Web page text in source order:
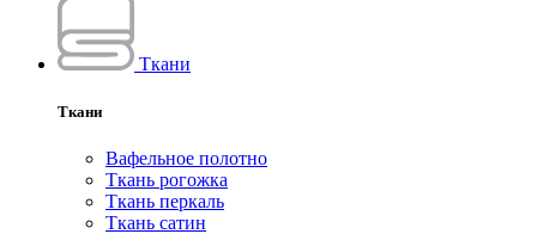
Ткани
Ткани
Вафельное полотно
Ткань рогожка
Ткань перкаль
Ткань сатин